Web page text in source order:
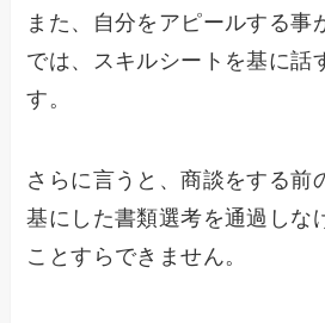
また、自分をアピールする事
では、スキルシートを基に話
す。
さらに言うと、商談をする前
基にした書類選考を通過しな
ことすらできません。